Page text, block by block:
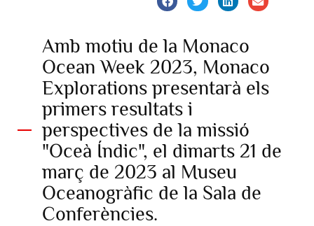
Amb motiu de la Monaco
Ocean Week 2023, Monaco
Explorations presentarà els
primers resultats i
perspectives de la missió
"Oceà Índic", el dimarts 21 de
març de 2023 al Museu
Oceanogràfic de la Sala de
Conferències.